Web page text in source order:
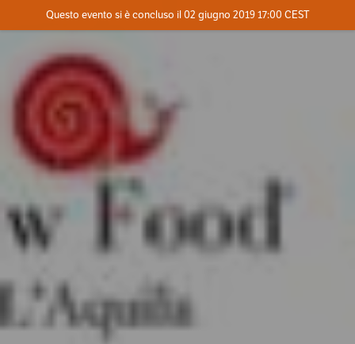
Dove
Questo evento si è concluso il 02 giugno 2019 17:00 CEST